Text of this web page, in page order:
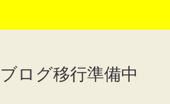
ブログ移行準備中